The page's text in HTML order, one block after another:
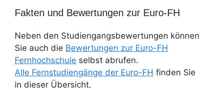
Fakten und Bewertungen zur Euro-FH
Neben den Studiengangsbewertungen können
Sie auch die Bewertungen zur Euro-FH
Fernhochschule selbst abrufen.
Alle Fernstudiengänge der Euro-FH finden Sie
in dieser Übersicht.